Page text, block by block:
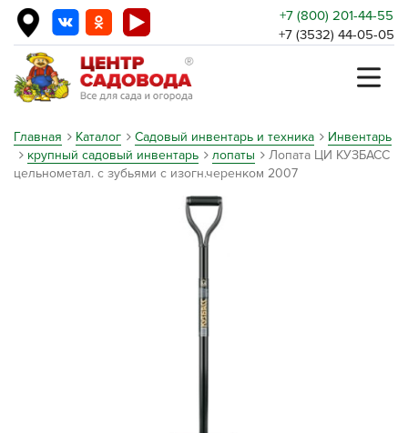
+7 (800) 201-44-55
+7 (3532) 44-05-05
Главная Каталог Садовый инвентарь и техника
Инвентарь
крупный садовый инвентарь
лопаты
Лопата ЦИ КУЗБАСС
цельнометал. с зубьями с изогн.черенком 2007